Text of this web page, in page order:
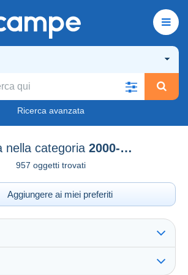
Ricerca avanzata
nella categoria 2000-…
957 oggetti trovati
Aggiungere ai miei preferiti